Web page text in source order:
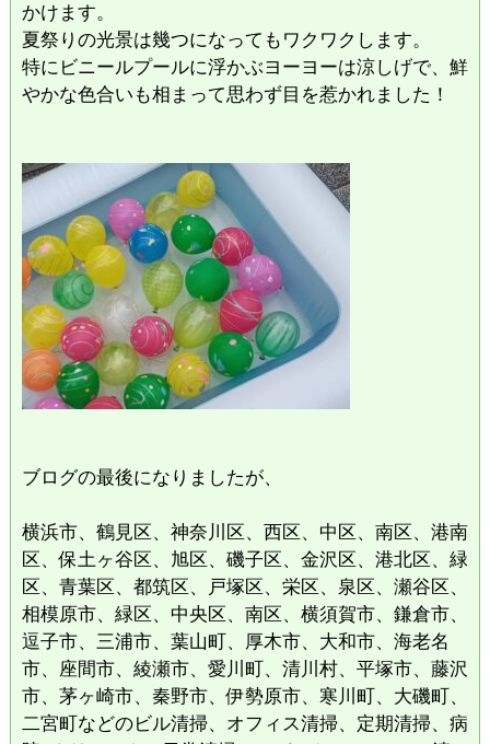
かけます。
夏祭りの光景は幾つになってもワクワクします。
特にビニールプールに浮かぶヨーヨーは涼しげで、鮮
やかな色合いも相まって思わず目を惹かれました！
ブログの最後になりましたが、
横浜市、鶴見区、神奈川区、西区、中区、南区、港南
区、保土ヶ谷区、旭区、磯子区、金沢区、港北区、緑
区、青葉区、都筑区、戸塚区、栄区、泉区、瀬谷区、
相模原市、緑区、中央区、南区、横須賀市、鎌倉市、
逗子市、三浦市、葉山町、厚木市、大和市、海老名
市、座間市、綾瀬市、愛川町、清川村、平塚市、藤沢
市、茅ヶ崎市、秦野市、伊勢原市、寒川町、大磯町、
二宮町などのビル清掃、オフィス清掃、定期清掃、病